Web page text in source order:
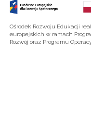
Ośrodek Rozwoju Edukacji
europejskich w ramach
Rozwój oraz Programu